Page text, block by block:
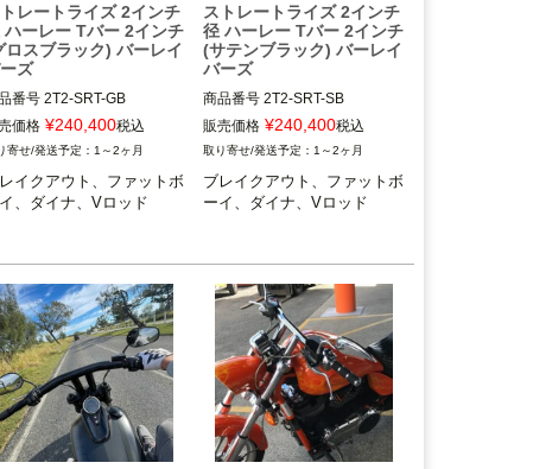
レートライズ 2インチ
ハーレー Tバー 2インチ
ロスブラック) バーレイ
ズ
番号 2T2-SRT-GB
価格 ¥240,400税込
1～2ヶ月
イクアウト、ファットボ
、ダイナ、Vロッド
ストレートライズ 2インチ
径 ハーレー Tバー 2インチ
(サテンブラック) バーレイ
バーズ
商品番号2T2-SRT-SB
販売価格 ¥240,400税込
1～2ヶ月
ブレイクアウト、ファットボ
ーイ、ダイナ、Vロッド